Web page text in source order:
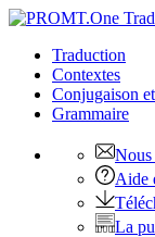
Traduction
Contextes
Conjugaison
Grammaire
Nous
Aide
La